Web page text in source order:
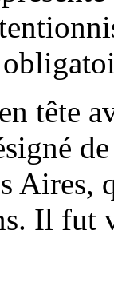
tête
Aires,
Il fut